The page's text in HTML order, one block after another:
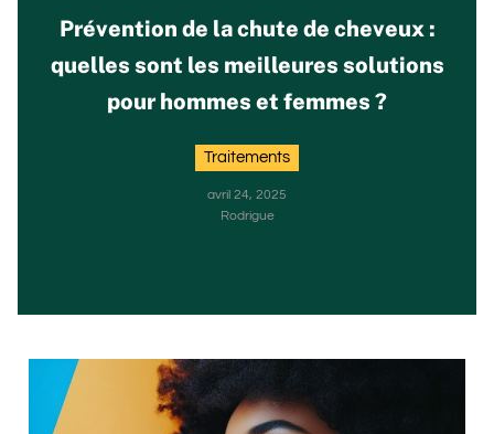
Prévention de la chute de cheveux :
quelles sont les meilleures solutions
pour hommes et femmes ?
Traitements
avril 24, 2025
Rodrigue